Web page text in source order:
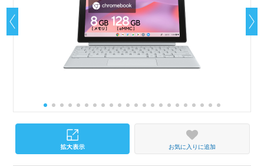
お気に入りに追加